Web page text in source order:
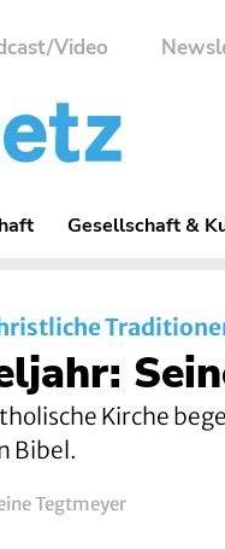
Video
Gesellschaft &
Kirche
Bibel.
Tegtmeyer